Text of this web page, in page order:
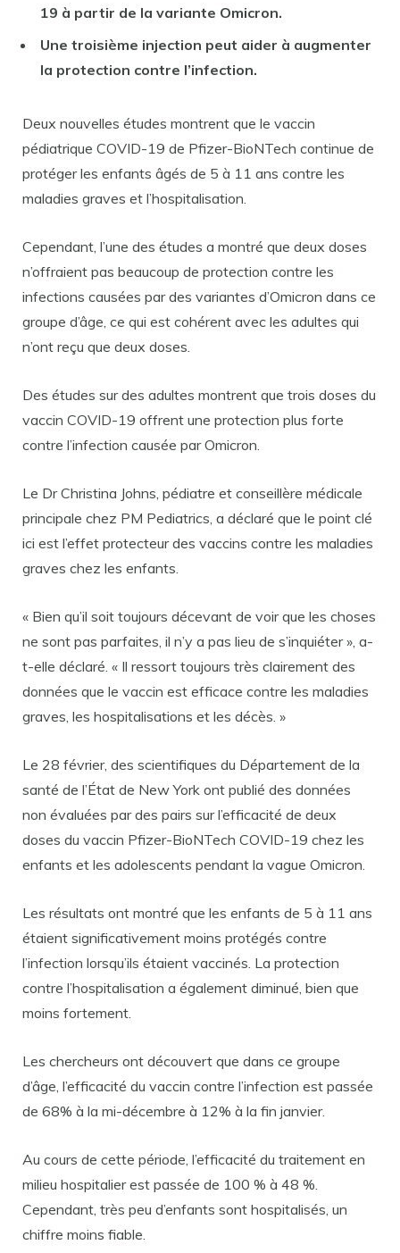
19 à partir de la variante Omicron.
Une troisième injection peut aider à augmenter
la protection contre l’infection.
Deux nouvelles études montrent que le vaccin
pédiatrique COVID-19 de Pfizer-BioNTech continue de
protéger les enfants âgés de 5 à 11 ans contre les
maladies graves et l’hospitalisation.
Cependant, l’une des études a montré que deux doses
n’offraient pas beaucoup de protection contre les
infections causées par des variantes d’Omicron dans ce
groupe d’âge, ce qui est cohérent avec les adultes qui
n’ont reçu que deux doses.
Des études sur des adultes montrent que trois doses du
vaccin COVID-19 offrent une protection plus forte
contre l’infection causée par Omicron.
Le Dr Christina Johns, pédiatre et conseillère médicale
principale chez PM Pediatrics, a déclaré que le point clé
ici est l’effet protecteur des vaccins contre les maladies
graves chez les enfants.
« Bien qu’il soit toujours décevant de voir que les choses
ne sont pas parfaites, il n’y a pas lieu de s’inquiéter », a-
t-elle déclaré. « Il ressort toujours très clairement des
données que le vaccin est efficace contre les maladies
graves, les hospitalisations et les décès. »
Le 28 février, des scientifiques du Département de la
santé de l’État de New York ont ​​​​publié des données
non évaluées par des pairs sur l’efficacité de deux
doses du vaccin Pfizer-BioNTech COVID-19 chez les
enfants et les adolescents pendant la vague Omicron.
Les résultats ont montré que les enfants de 5 à 11 ans
étaient significativement moins protégés contre
l’infection lorsqu’ils étaient vaccinés. La protection
contre l’hospitalisation a également diminué, bien que
moins fortement.
Les chercheurs ont découvert que dans ce groupe
d’âge, l’efficacité du vaccin contre l’infection est passée
de 68% à la mi-décembre à 12% à la fin janvier.
Au cours de cette période, l’efficacité du traitement en
milieu hospitalier est passée de 100 % à 48 %.
Cependant, très peu d’enfants sont hospitalisés, un
chiffre moins fiable.